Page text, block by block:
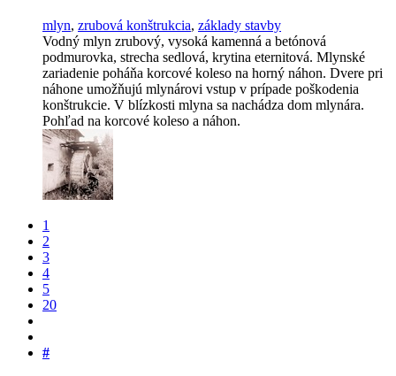
mlyn, zrubová konštrukcia, základy stavby
Vodný mlyn zrubový, vysoká kamenná a betónová
podmurovka, strecha sedlová, krytina eternitová. Mlynské
zariadenie poháňa korcové koleso na horný náhon. Dvere pri
náhone umožňujú mlynárovi vstup v prípade poškodenia
konštrukcie. V blízkosti mlyna sa nachádza dom mlynára.
Pohľad na korcové koleso a náhon.
1
2
3
4
5
20
#